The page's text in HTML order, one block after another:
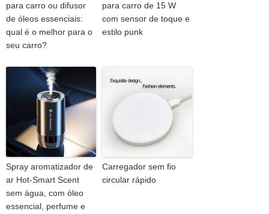
para carro ou difusor
de óleos essenciais:
qual é o melhor para o
seu carro?
para carro de 15 W
com sensor de toque e
estilo punk
Spray aromatizador de
ar Hot-Smart Scent
sem água, com óleo
essencial, perfume e
Carregador sem fio
circular rápido